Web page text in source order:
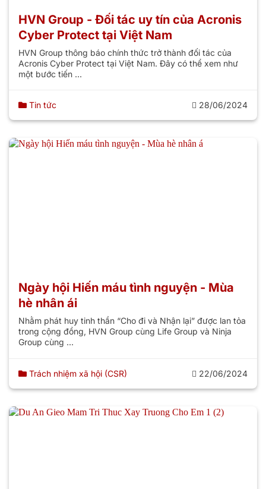
HVN Group - Đối tác uy tín của Acronis
Cyber Protect tại Việt Nam
HVN Group thông báo chính thức trở thành đối tác của
Acronis Cyber Protect tại Việt Nam. Đây có thể xem như
một bước tiến ...
Tin tức 28/06/2024
Ngày hội Hiến máu tình nguyện - Mùa
hè nhân ái
Nhằm phát huy tinh thần “Cho đi và Nhận lại” được lan tỏa
trong cộng đồng, HVN Group cùng Life Group và Ninja
Group cùng ...
Trách nhiệm xã hội (CSR) 22/06/2024